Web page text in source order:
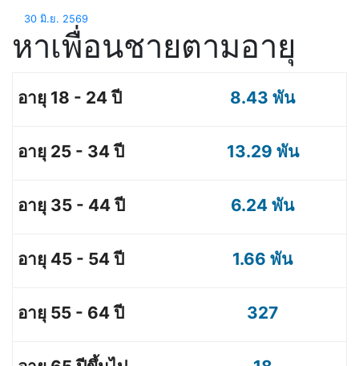
30 มิ.ย. 2569
หาเพื่อนชายตามอายุ
8.43 พัน
13.29 พัน
6.24 พัน
1.66 พัน
327